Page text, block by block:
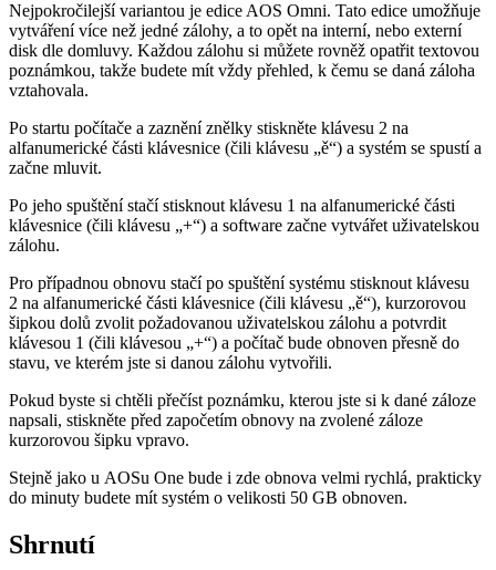
Nejpokročilejší variantou je edice AOS Omni. Tato edice umožňuje
vytváření více než jedné zálohy, a to opět na interní, nebo externí
disk dle domluvy. Každou zálohu si můžete rovněž opatřit textovou
poznámkou, takže budete mít vždy přehled, k čemu se daná záloha
vztahovala.
Po startu počítače a zaznění znělky stiskněte klávesu 2 na
alfanumerické části klávesnice (čili klávesu „ě“) a systém se spustí a
začne mluvit.
Po jeho spuštění stačí stisknout klávesu 1 na alfanumerické části
klávesnice (čili klávesu „+“) a software začne vytvářet uživatelskou
zálohu.
Pro případnou obnovu stačí po spuštění systému stisknout klávesu
2 na alfanumerické části klávesnice (čili klávesu „ě“), kurzorovou
šipkou dolů zvolit požadovanou uživatelskou zálohu a potvrdit
klávesou 1 (čili klávesou „+“) a počítač bude obnoven přesně do
stavu, ve kterém jste si danou zálohu vytvořili.
Pokud byste si chtěli přečíst poznámku, kterou jste si k dané záloze
napsali, stiskněte před započetím obnovy na zvolené záloze
kurzorovou šipku vpravo.
Stejně jako u AOSu One bude i zde obnova velmi rychlá, prakticky
do minuty budete mít systém o velikosti 50 GB obnoven.
Shrnutí